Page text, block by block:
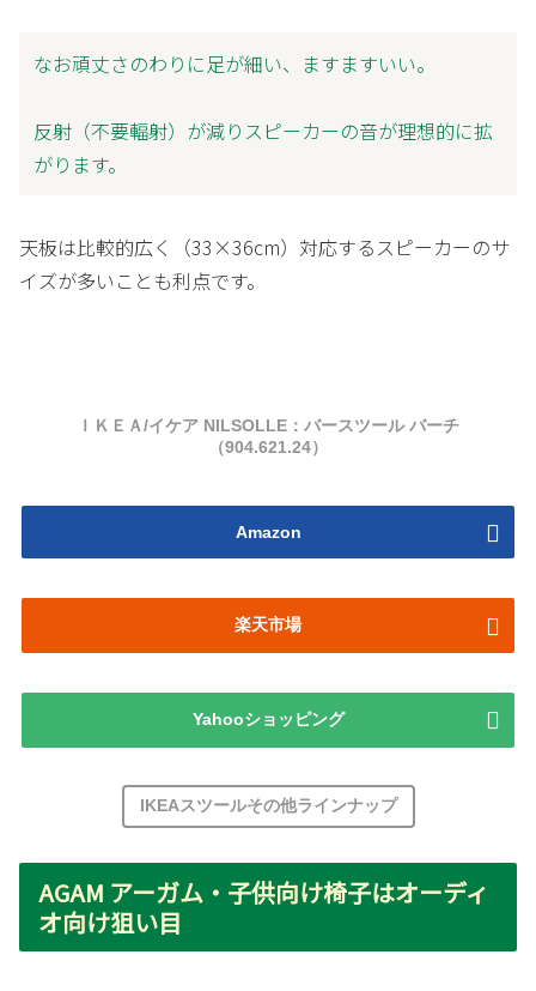
なお頑丈さのわりに足が細い、ますますいい。
反射（不要輻射）が減りスピーカーの音が理想的に拡
がります。
天板は比較的広く（33×36cm）対応するスピーカーのサ
イズが多いことも利点です。
ＩＫＥＡ/イケア NILSOLLE：バースツール バーチ
（904.621.24）
Amazon
楽天市場
Yahooショッピング
IKEAスツールその他ラインナップ
AGAM アーガム・子供向け椅子はオーディ
オ向け狙い目